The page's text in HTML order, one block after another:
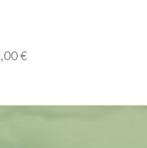
€